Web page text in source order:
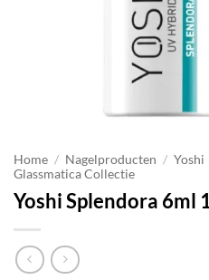
Home / Nagelproducten / Yoshi
Glassmatica Collectie
Yoshi Splendora 6ml